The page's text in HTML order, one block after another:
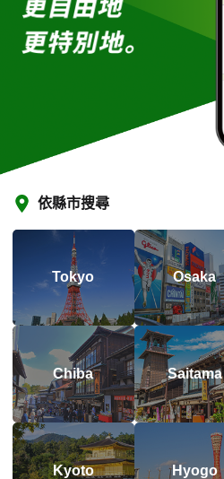
依縣市搜尋
Tokyo Osaka
Chiba Saitama
Kyoto Hyogo